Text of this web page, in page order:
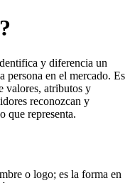
y diferencia un
persona en el mercado. Es
valores, atributos y
reconozcan y
que representa.
o logo; es la forma en